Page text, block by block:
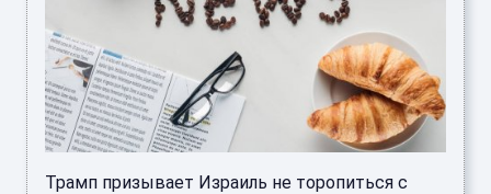
Трамп призывает Израиль не торопиться с